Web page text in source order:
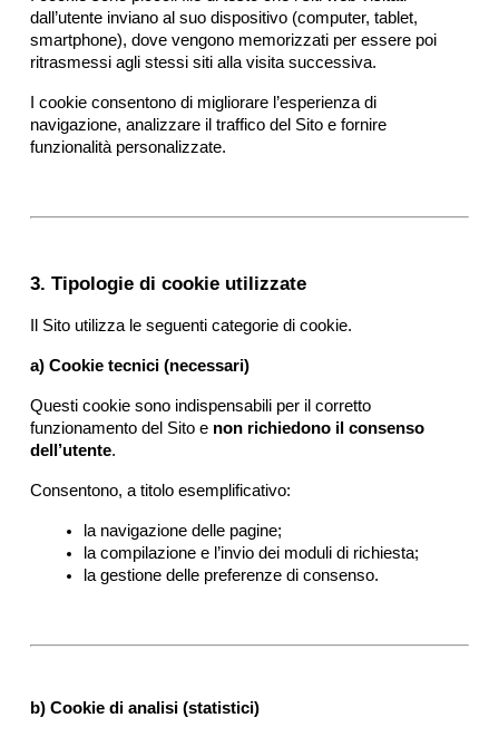
dall’utente inviano al suo dispositivo (computer, tablet,
smartphone), dove vengono memorizzati per essere poi
ritrasmessi agli stessi siti alla visita successiva.
I cookie consentono di migliorare l’esperienza di
navigazione, analizzare il traffico del Sito e fornire
funzionalità personalizzate.
3. Tipologie di cookie utilizzate
Il Sito utilizza le seguenti categorie di cookie.
a) Cookie tecnici (necessari)
Questi cookie sono indispensabili per il corretto
funzionamento del Sito e non richiedono il consenso
dell’utente.
Consentono, a titolo esemplificativo:
la navigazione delle pagine;
la compilazione e l’invio dei moduli di richiesta;
la gestione delle preferenze di consenso.
b) Cookie di analisi (statistici)